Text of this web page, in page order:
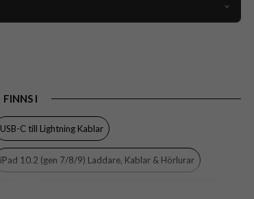
Svart
78-52654
FINNS I
USB-C till Lightning Kablar
iPad 10.2 (gen 7/8/9) Laddare, Kablar & Hörlurar